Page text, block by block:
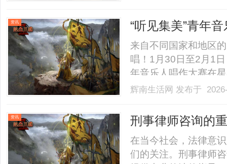
中，特别是入库环节
资讯
“听见集美”青年
及海峡两岸青年
来自不同国家和地区
唱！1月30日至2月1日
年音乐人唱作大赛在
由福建省广播电视局
自2025年11月启动，
辉南生活网 发布于
资讯 刑事律师咨询的
在当今社会，法律意
们的关注。刑事律师